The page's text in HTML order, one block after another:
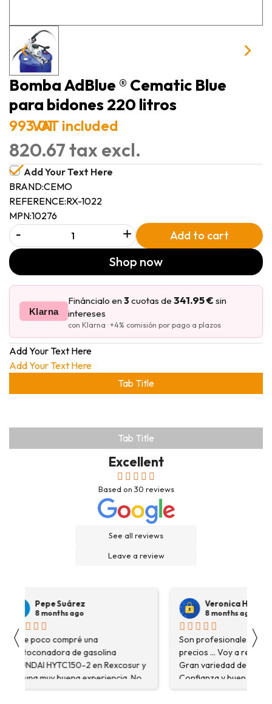
Bomba AdBlue ® Cematic Blue
para bidones 220 litros
993.01VAT included
820.67 tax excl.
Add Your Text Here
BRAND:CEMO
REFERENCE:RX-1022
MPN:10276
- + Add to cart
Shop now
Klarna
Fináncialo en3 cuotas de 341.95 € sin
intereses
con Klarna · +4% comisión por pago a plazos
Add Your Text Here
Add Your Text Here
Tab Title
Tab Title
Excellent
Based on 30 reviews
See all reviews
Leave a review
〈
Pepe Suárez
8 months ago
Hace poco compré una
destoconadora de gasolina
HYUNDAI HYTC150-2 en Rexcosur y
fue una muy buena experiencia. No
solo me encontré el producto que
Veronica Hidalgo
8 months ago
Son profesionales ,
precios ... Voy a repetir
Gran variedad de
Confianza y buen servicio.
〉